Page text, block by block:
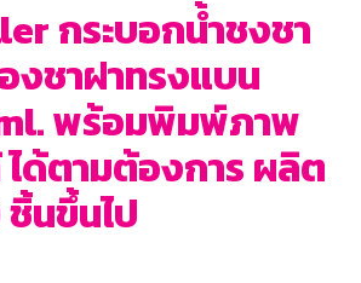
กระบอกน้ำชงชา
ชาฝาทรงแบน
พร้อมพิมพ์ภาพ
ได้ตามต้องการ ผลิต
นขึ้นไป